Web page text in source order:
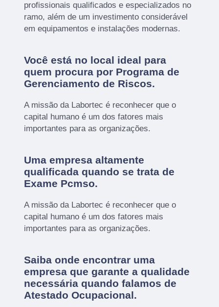
profissionais qualificados e especializados no
ramo, além de um investimento considerável
em equipamentos e instalações modernas.
Você está no local ideal para
quem procura por Programa de
Gerenciamento de Riscos.
A missão da Labortec é reconhecer que o
capital humano é um dos fatores mais
importantes para as organizações.
Uma empresa altamente
qualificada quando se trata de
Exame Pcmso.
A missão da Labortec é reconhecer que o
capital humano é um dos fatores mais
importantes para as organizações.
Saiba onde encontrar uma
empresa que garante a qualidade
necessária quando falamos de
Atestado Ocupacional.